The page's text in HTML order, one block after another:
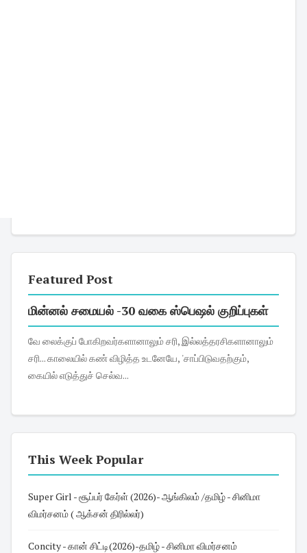
Featured Post
மின்னல் சமையல் -30 வகை ஸ்பெஷல் குறிப்புகள்
வே லைக்குப் போகிறவர்களானாலும் சரி, இல்லத்தரசிகளானாலும்
சரி... காலையில் கண் விழித்த உடனேயே, 'சாப்பிடுவதற்கும்,
கையில் எடுத்துச் செல்வ...
This Week Popular
Super Girl - சூப்பர் கேர்ள் (2026)- ஆங்கிலம் /தமிழ் - சினிமா
விமர்சனம் ( ஆக்சன் திரில்லர்)
Concity - கான் சிட்டி(2026)-தமிழ் - சினிமா விமர்சனம்